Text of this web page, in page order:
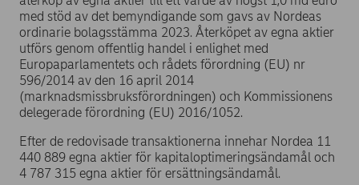
med stöd av det bemyndigande som gavs av Nordeas
ordinarie bolagsstämma 2023. Återköpet av egna aktier
utförs genom offentlig handel i enlighet med
Europaparlamentets och rådets förordning (EU) nr
596/2014 av den 16 april 2014
(marknadsmissbruksförordningen) och Kommissionens
delegerade förordning (EU) 2016/1052.
Efter de redovisade transaktionerna innehar Nordea 11
440 889 egna aktier för kapitaloptimeringsändamål och
4 787 315 egna aktier för ersättningsändamål.